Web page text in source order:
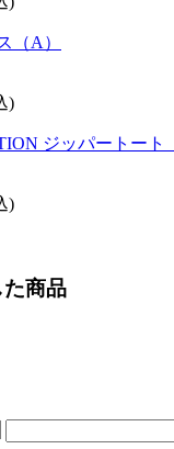
（A）
)
ジッパートート
)
商品